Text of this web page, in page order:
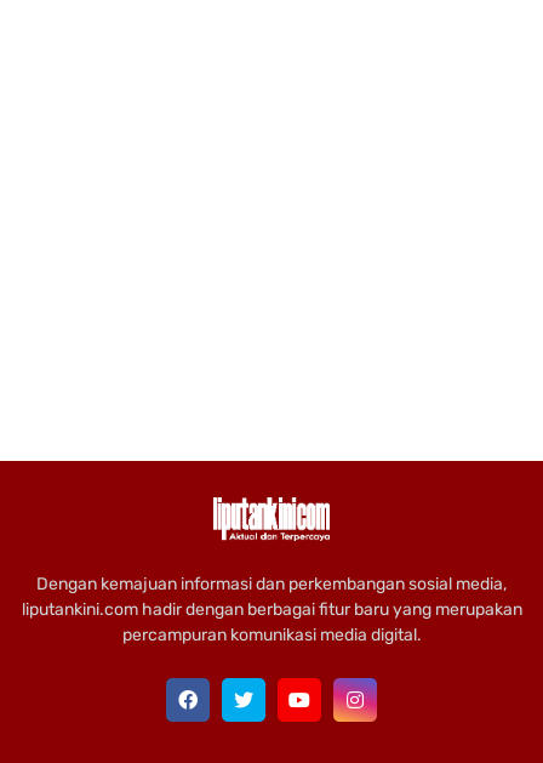
Dengan kemajuan informasi dan perkembangan sosial media,
liputankini.com hadir dengan berbagai fitur baru yang merupakan
percampuran komunikasi media digital.